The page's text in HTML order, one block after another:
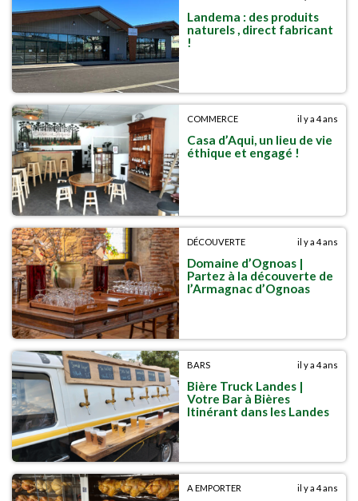
Landema : des produits
naturels , direct fabricant
!
COMMERCE il y a 4 ans
Casa d’Aqui, un lieu de vie
éthique et engagé !
DÉCOUVERTE il y a 4 ans
Domaine d’Ognoas |
Partez à la découverte de
l’Armagnac d’Ognoas
BARS il y a 4 ans
Bière Truck Landes |
Votre Bar à Bières
Itinérant dans les Landes
A EMPORTER il y a 4 ans